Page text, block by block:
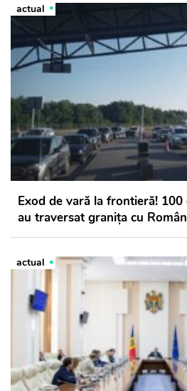
actual
Exod de vară la frontieră!
au traversat granița cu
actual